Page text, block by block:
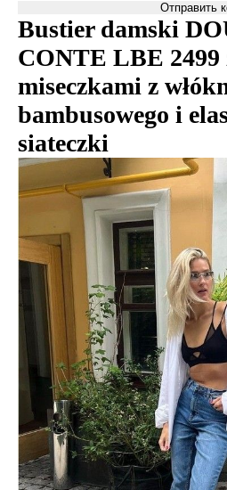
Отправить
Bustier damski
CONTE LBE
miseczkami z
bambusowego i
siateczki